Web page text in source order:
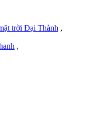
trời Đại Thành ,
,